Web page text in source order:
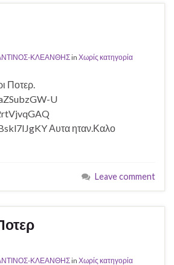
ΚΛΕΑΝΘΗΣin Χωρίς κατηγορία
Ποτερ.
U
Αυτα ηταν.Καλο
Leave comment
ΚΛΕΑΝΘΗΣin Χωρίς κατηγορία